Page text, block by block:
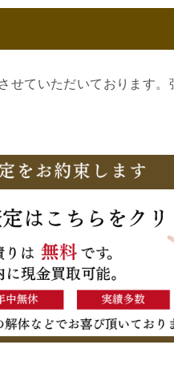
せていただいております。